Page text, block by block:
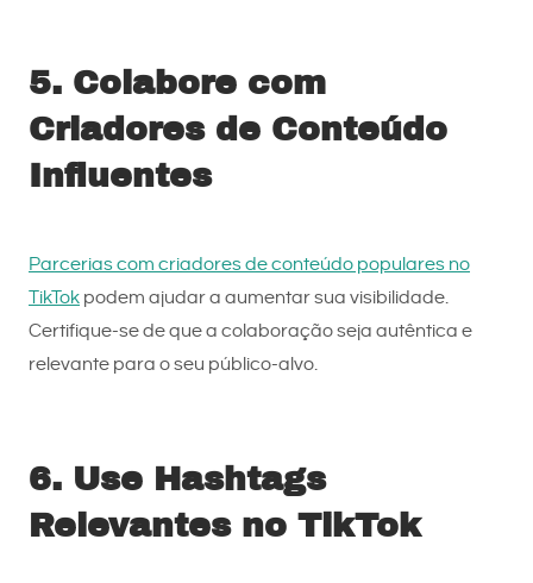
5. Colabore com
Criadores de Conteúdo
Influentes
Parcerias com criadores de conteúdo populares no
TikTok podem ajudar a aumentar sua visibilidade.
Certifique-se de que a colaboração seja autêntica e
relevante para o seu público-alvo.
6. Use Hashtags
Relevantes no TikTok